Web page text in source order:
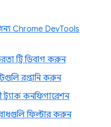
Chrome DevTools
ট্রি ডিবাগ করুন
রপ্তানি করুন
ট্র্যাক কনফিগারেশন
ফিল্টার করুন